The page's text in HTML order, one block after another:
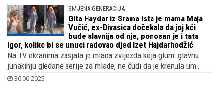
02.08.2025
SMJENA GENERACIJA
Gita Haydar iz Srama ista je mama Maja
Vučić, ex-Divasica dočekala da joj kći
bude slavnija od nje, ponosan je i tata
Igor, koliko bi se unuci radovao djed Izet Hajdarhodžić
Na TV ekranima zasjala je mlada zvijezda koja glumi glavnu
junakinju gledane serije za mlade, ne čudi da je krenula um..